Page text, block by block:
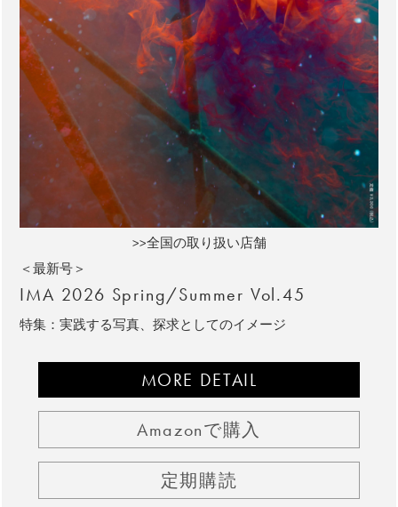
>>全国の取り扱い店舗
＜最新号＞
IMA 2026 Spring/Summer Vol.45
特集：実践する写真、探求としてのイメージ
MORE DETAIL
Amazonで購入
定期購読